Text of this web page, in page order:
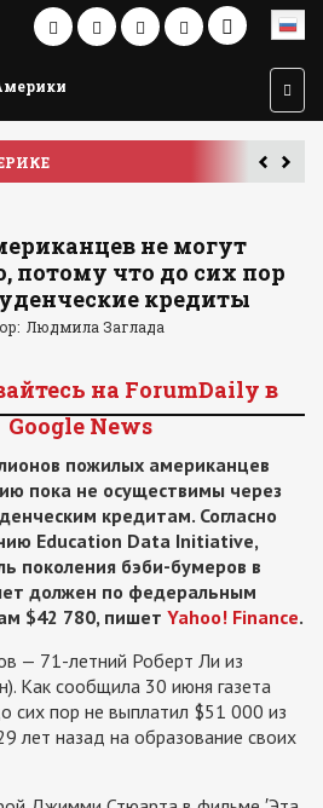
не могут
потому что до сих пор
кредиты
Людмила Заглада
на ForumDaily в
Google News
пожилых американцев
пока не осуществимы через
кредитам. Согласно
Education Data Initiative,
поколения бэби-бумеров в
должен по федеральным
$42 780, пишет Yahoo! Finance.
— 71-летний Роберт Ли из
Как сообщила 30 июня газета
сих пор не выплатил $51 000 из
лет назад на образование своих